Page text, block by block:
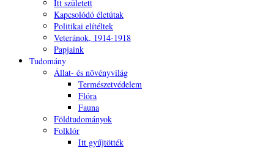
Itt született
Kapcsolódó életútak
Politikai elítéltek
Veteránok, 1914-1918
Papjaink
Tudomány
Állat- és növényvilág
Természetvédelem
Flóra
Fauna
Földtudományok
Folklór
Itt gyűjtötték